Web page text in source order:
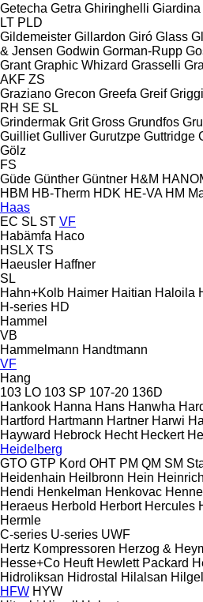
Getecha Getra Ghiringhelli Giardina
LT PLD
Gildemeister Gillardon Giró Glass
& Jensen Godwin Gorman-Rupp
Grant Graphic Whizard Grasselli
AKF ZS
Graziano Grecon Greefa Greif
RH SE SL
Grindermak Grit Gross Grundfos
Guilliet Gulliver Gurutzpe Guttridge
Gölz
FS
Güde Günther Güntner H&M
HBM HB‑Therm HDK HE-VA HM
Haas
EC SL ST VF
Habämfa Haco
HSLX TS
Haeusler Haffner
SL
Hahn+Kolb Haimer Haitian Haloila
H-series HD
Hammel
VB
Hammelmann Handtmann
VF
Hang
103 LO 103 SP 107-20 136D
Hankook Hanna Hans Hanwha
Hartford Hartmann Hartner Harwi
Hayward Hebrock Hecht Heckert
Heidelberg
GTO GTP Kord OHT PM QM SM
Heidenhain Heilbronn Hein Heinrich
Hendi Henkelman Henkovac
Heraeus Herbold Herbort Hercules
Hermle
C-series U-series UWF
Hertz Kompressoren Herzog &
Hesse+Co Heuft Hewlett Packard
Hidroliksan Hidrostal Hilalsan
HFW HYW